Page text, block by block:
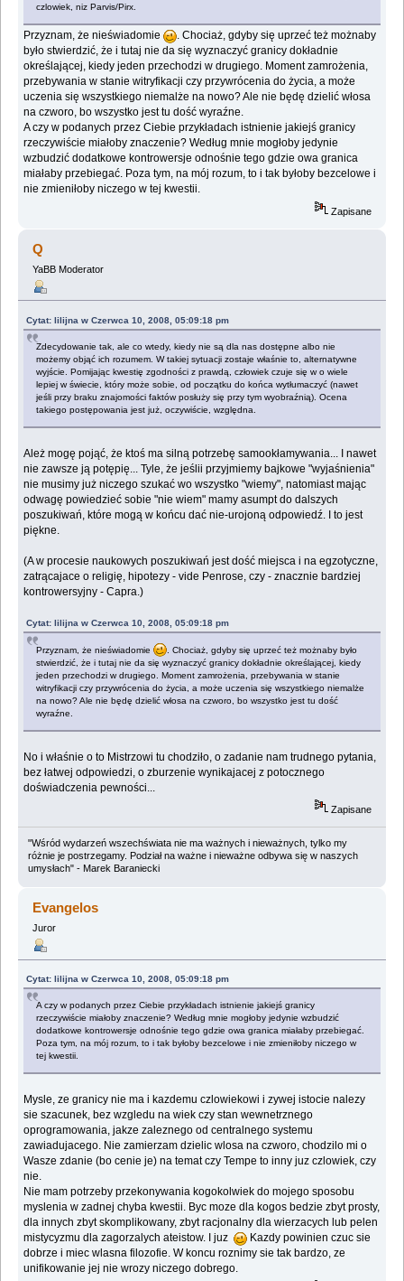
czlowiek, niz Parvis/Pirx.
Przyznam, że nieświadomie
. Chociaż, gdyby się uprzeć też możnaby
było stwierdzić, że i tutaj nie da się wyznaczyć granicy dokładnie
określającej, kiedy jeden przechodzi w drugiego. Moment zamrożenia,
przebywania w stanie witryfikacji czy przywrócenia do życia, a może
uczenia się wszystkiego niemalże na nowo? Ale nie będę dzielić włosa
na czworo, bo wszystko jest tu dość wyraźne.
A czy w podanych przez Ciebie przykładach istnienie jakiejś granicy
rzeczywiście miałoby znaczenie? Według mnie mogłoby jedynie
wzbudzić dodatkowe kontrowersje odnośnie tego gdzie owa granica
miałaby przebiegać. Poza tym, na mój rozum, to i tak byłoby bezcelowe i
nie zmieniłoby niczego w tej kwestii.
Zapisane
Q
YaBB Moderator
Cytat: lilijna w Czerwca 10, 2008, 05:09:18 pm
Zdecydowanie tak, ale co wtedy, kiedy nie są dla nas dostępne albo nie
możemy objąć ich rozumem. W takiej sytuacji zostaje właśnie to, alternatywne
wyjście. Pomijając kwestię zgodności z prawdą, człowiek czuje się w o wiele
lepiej w świecie, który może sobie, od początku do końca wytłumaczyć (nawet
jeśli przy braku znajomości faktów posłuży się przy tym wyobraźnią). Ocena
takiego postępowania jest już, oczywiście, względna.
Ależ mogę pojąć, że ktoś ma silną potrzebę samookłamywania... I nawet
nie zawsze ją potępię... Tyle, że jeślii przyjmiemy bajkowe "wyjaśnienia"
nie musimy już niczego szukać wo wszystko "wiemy", natomiast mając
odwagę powiedzieć sobie "nie wiem" mamy asumpt do dalszych
poszukiwań, które mogą w końcu dać nie-urojoną odpowiedź. I to jest
piękne.
(A w procesie naukowych poszukiwań jest dość miejsca i na egzotyczne,
zatrącajace o religię, hipotezy - vide Penrose, czy - znacznie bardziej
kontrowersyjny - Capra.)
Cytat: lilijna w Czerwca 10, 2008, 05:09:18 pm
Przyznam, że nieświadomie
. Chociaż, gdyby się uprzeć też możnaby było
stwierdzić, że i tutaj nie da się wyznaczyć granicy dokładnie określającej, kiedy
jeden przechodzi w drugiego. Moment zamrożenia, przebywania w stanie
witryfikacji czy przywrócenia do życia, a może uczenia się wszystkiego niemalże
na nowo? Ale nie będę dzielić włosa na czworo, bo wszystko jest tu dość
wyraźne.
No i właśnie o to Mistrzowi tu chodziło, o zadanie nam trudnego pytania,
bez łatwej odpowiedzi, o zburzenie wynikajacej z potocznego
doświadczenia pewności...
Zapisane
"Wśród wydarzeń wszechświata nie ma ważnych i nieważnych, tylko my
różnie je postrzegamy. Podział na ważne i nieważne odbywa się w naszych
umysłach" - Marek Baraniecki
Evangelos
Juror
Cytat: lilijna w Czerwca 10, 2008, 05:09:18 pm
A czy w podanych przez Ciebie przykładach istnienie jakiejś granicy
rzeczywiście miałoby znaczenie? Według mnie mogłoby jedynie wzbudzić
dodatkowe kontrowersje odnośnie tego gdzie owa granica miałaby przebiegać.
Poza tym, na mój rozum, to i tak byłoby bezcelowe i nie zmieniłoby niczego w
tej kwestii.
Mysle, ze granicy nie ma i kazdemu czlowiekowi i zywej istocie nalezy
sie szacunek, bez wzgledu na wiek czy stan wewnetrznego
oprogramowania, jakze zaleznego od centralnego systemu
zawiadujacego. Nie zamierzam dzielic wlosa na czworo, chodzilo mi o
Wasze zdanie (bo cenie je) na temat czy Tempe to inny juz czlowiek, czy
nie.
Nie mam potrzeby przekonywania kogokolwiek do mojego sposobu
myslenia w zadnej chyba kwestii. Byc moze dla kogos bedzie zbyt prosty,
dla innych zbyt skomplikowany, zbyt racjonalny dla wierzacych lub pelen
mistycyzmu dla zagorzalych ateistow. I juz
Kazdy powinien czuc sie
dobrze i miec wlasna filozofie. W koncu roznimy sie tak bardzo, ze
unifikowanie jej nie wrozy niczego dobrego.